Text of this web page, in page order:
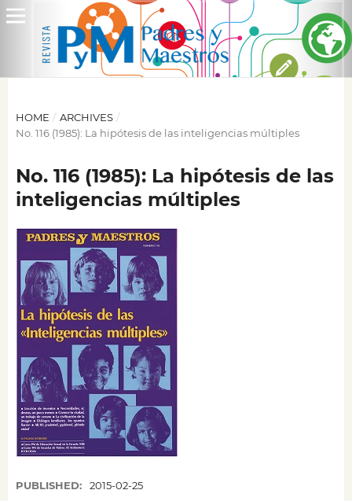
HOME / ARCHIVES /
No. 116 (1985): La hipótesis de las inteligencias múltiples
No. 116 (1985): La hipótesis de las
inteligencias múltiples
PUBLISHED: 2015-02-25